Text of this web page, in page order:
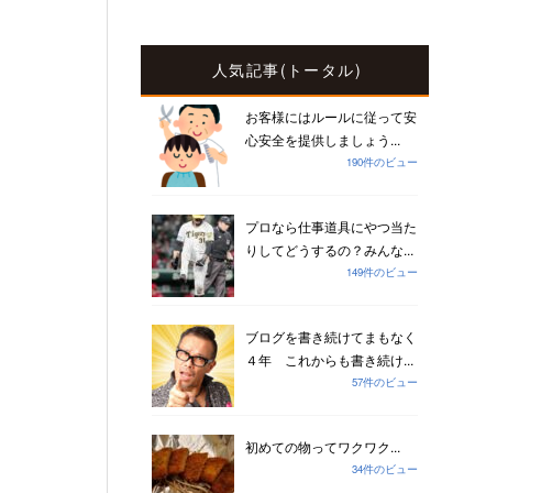
人気記事(トータル)
お客様にはルールに従って安
心安全を提供しましょう...
190件のビュー
プロなら仕事道具にやつ当た
りしてどうするの？みんな...
149件のビュー
ブログを書き続けてまもなく
４年 これからも書き続け...
57件のビュー
初めての物ってワクワク...
34件のビュー